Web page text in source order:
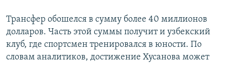
Трансфер обошелся в сумму более 40 миллионов
долларов. Часть этой суммы получит и узбекский
клуб, где спортсмен тренировался в юности. По
словам аналитиков, достижение Хусанова может